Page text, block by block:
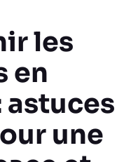
les
en
astuces
une